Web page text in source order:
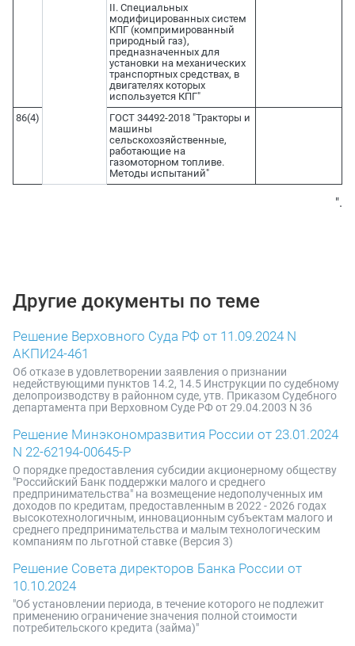
II. Специальных
модифицированных систем
КПГ (компримированный
природный газ),
предназначенных для
установки на механических
транспортных средствах, в
двигателях которых
используется КПГ"
86(4)
ГОСТ 34492-2018 "Тракторы и
машины
сельскохозяйственные,
работающие на
газомоторном топливе.
Методы испытаний"
".
Другие документы по теме
Решение Верховного Суда РФ от 11.09.2024 N
АКПИ24-461
Об отказе в удовлетворении заявления о признании
недействующими пунктов 14.2, 14.5 Инструкции по судебному
делопроизводству в районном суде, утв. Приказом Судебного
департамента при Верховном Суде РФ от 29.04.2003 N 36
Решение Минэкономразвития России от 23.01.2024
N 22-62194-00645-Р
О порядке предоставления субсидии акционерному обществу
"Российский Банк поддержки малого и среднего
предпринимательства" на возмещение недополученных им
доходов по кредитам, предоставленным в 2022 - 2026 годах
высокотехнологичным, инновационным субъектам малого и
среднего предпринимательства и малым технологическим
компаниям по льготной ставке (Версия 3)
Решение Совета директоров Банка России от
10.10.2024
"Об установлении периода, в течение которого не подлежит
применению ограничение значения полной стоимости
потребительского кредита (займа)"